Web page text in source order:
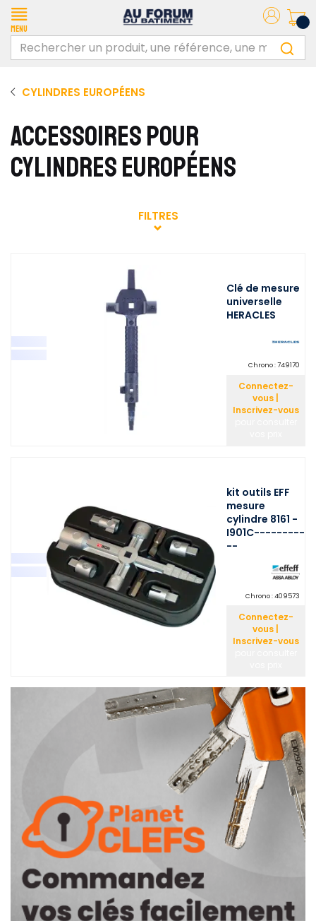
Menu
CYLINDRES EUROPÉENS
ACCESSOIRES POUR
CYLINDRES EUROPÉENS
FILTRES
Clé de mesure
universelle
HERACLES
Chrono : 749170
Connectez-
vous |
Inscrivez-vous
kit outils EFF
mesure
cylindre 8161 -
I901C---------
--
Chrono : 409573
Connectez-
vous |
Inscrivez-vous